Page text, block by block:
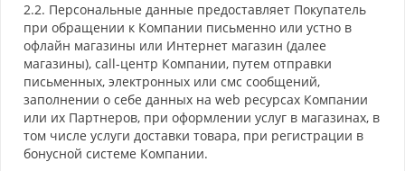
2.2. Персональные данные предоставляет Покупатель
при обращении к Компании письменно или устно в
офлайн магазины или Интернет магазин (далее
магазины), call-центр Компании, путем отправки
письменных, электронных или смс сообщений,
заполнении о себе данных на web ресурсах Компании
или их Партнеров, при оформлении услуг в магазинах, в
том числе услуги доставки товара, при регистрации в
бонусной системе Компании.